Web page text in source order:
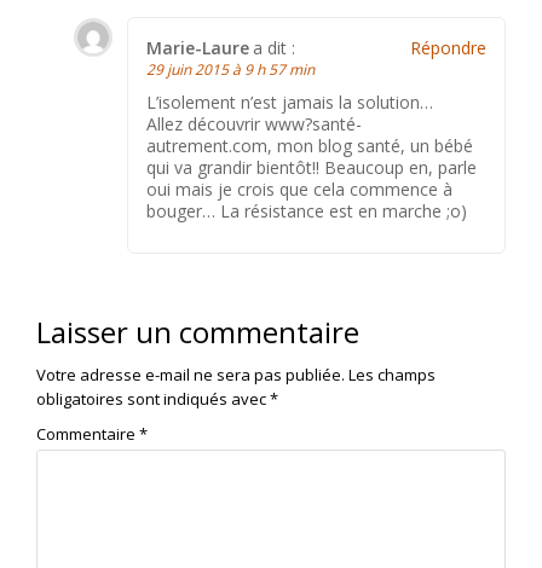
Marie-Laure a dit :
29 juin 2015 à 9 h 57 min
L’isolement n’est jamais la solution…
Allez découvrir www?santé-
autrement.com, mon blog santé, un bébé
qui va grandir bientôt!! Beaucoup en, parle
oui mais je crois que cela commence à
bouger… La résistance est en marche ;o)
Répondre
Laisser un commentaire
Votre adresse e-mail ne sera pas publiée. Les champs
obligatoires sont indiqués avec*
Commentaire *